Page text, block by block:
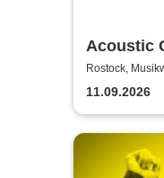
Acoustic
Alina
Tarakona
Rostock
Rostock,
11.09.2026